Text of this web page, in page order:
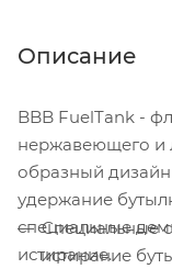
Описание
BBB FuelTank -
нержавеющего и
образный
удержание
специальные
истирание.
Специальные
истирание